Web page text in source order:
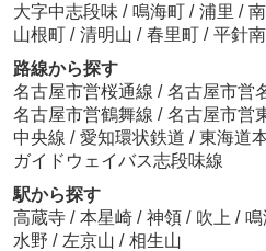
大字中志段味 / 鳴海町 / 浦里 /
山根町 / 清明山 / 春里町 / 平針南
路線から探す
名古屋市営桜通線 / 名古屋市営
名古屋市営鶴舞線 / 名古屋市営
中央線 / 愛知環状鉄道 / 東海道
ガイドウェイバス志段味線
駅から探す
高蔵寺 / 本星崎 / 神領 / 吹上 / 鳴
水野 / 左京山 / 相生山